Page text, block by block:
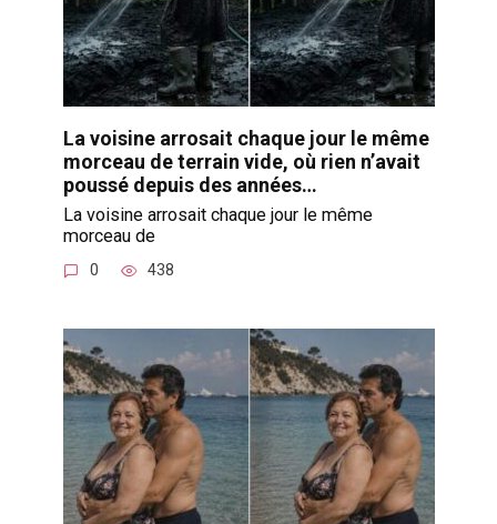
La voisine arrosait chaque jour le même
morceau de terrain vide, où rien n’avait
poussé depuis des années…
La voisine arrosait chaque jour le même
morceau de
0 438